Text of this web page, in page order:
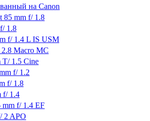
на Canon
85 mm f/ 1.8
1.8
f/ 1.4 L IS USM
Macro MC
T/ 1.5 Cine
f/ 1.2
f/ 1.8
f/ 1.4
mm f/ 1.4 EF
2 APO